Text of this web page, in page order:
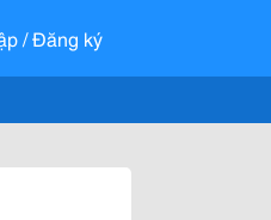
/ Đăng ký